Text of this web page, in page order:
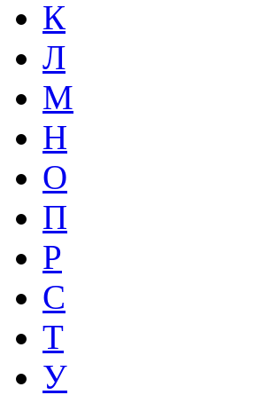
К
Л
М
Н
О
П
Р
С
Т
У